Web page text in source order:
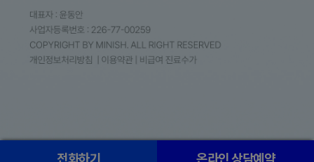
전화하기 온라인 상담예약